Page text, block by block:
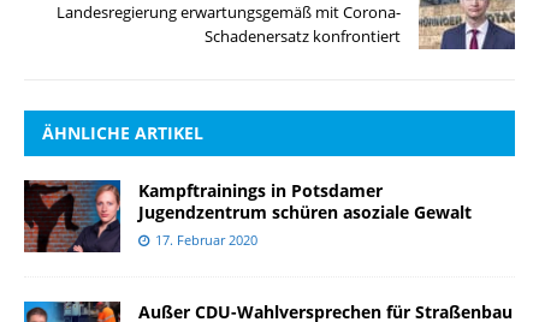
Landesregierung erwartungsgemäß mit Corona-
Schadenersatz konfrontiert
ÄHNLICHE ARTIKEL
Kampftrainings in Potsdamer
Jugendzentrum schüren asoziale Gewalt
17. Februar 2020
Außer CDU-Wahlversprechen für Straßenbau
Wir nutzen Cookies auf unserer Website. Einige von ihnen sind
essenziell, während andere uns helfen, diese Website und Ihre
Erfahrung zu verbessern.
Wenn Sie unter 16 Jahre alt sind und Ihre Zustimmung zu freiwilligen
Diensten geben möchten, müssen Sie Ihre Erziehungsberechtigten
Wir verwenden Cookies und andere Technologien auf unserer